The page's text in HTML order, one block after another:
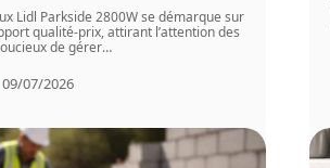
Lidl Parkside 2800W se démarque sur
qualité-prix, attirant l’attention des
de gérer…
09/07/2026